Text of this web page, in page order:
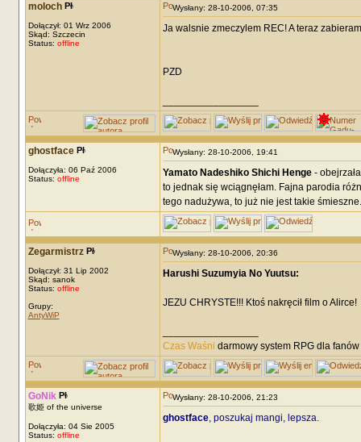
moloch
Dołączył: 01 Wrz 2006
Skąd: Szczecin
Status: offline
Wysłany: 28-10-2006, 07:35
Ja walsnie zmeczylem REC! A teraz
PZD
ghostface
Dołączyła: 06 Paź 2006
Status: offline
Wysłany: 28-10-2006, 19:41
Yamato Nadeshiko Shichi Henge-
to jednak się wciągnęłam. Fajna parodia
tego nadużywa, to już nie jest takie
Zegarmistrz
Dołączył: 31 Lip 2002
Skąd: sanok
Status: offline
Grupy:
AntyWiP
Wysłany: 28-10-2006, 20:36
Harushi Suzumyia No Yuutsu:
JEZU CHRYSTE!!! Ktoś nakręcił film o Alirce!
Czas Waśni darmowy system RPG dla
GoNik
歌姫 of the universe
Dołączyła: 04 Sie 2005
Status: offline
Wysłany: 28-10-2006, 21:23
ghostface, poszukaj mangi, lepsza.